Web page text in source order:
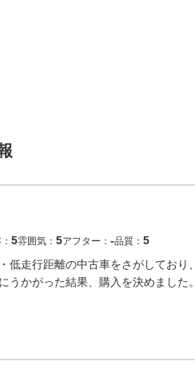
5雰囲気： 5アフター： ‐品質： 5
低走行距離の中古車をさがしており
うかがった結果、購入を決めまし